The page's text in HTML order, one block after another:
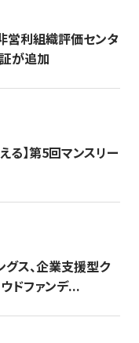
営利組織評価センタ
が追加
る】​​第5回マンスリー
ス、企業支援型ク
ドファンデ...